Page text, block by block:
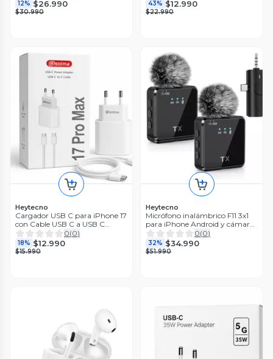
12% $26.990
$30.990
43% $12.990
$22.990
Heytecno
Cargador USB C para iPhone 17
con Cable USB C a USB C
SOLMA Blanco
0(0)
18% $12.990
$15.990
Heytecno
Micrófono inalámbrico F11 3x1
para iPhone Android y cámara
Profesional
0(0)
32% $34.990
$51.990